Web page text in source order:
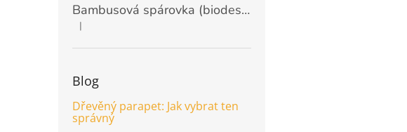
Bambusová spárovka (biodeska) 20mm, rozměr 2440 x 1220mm
Hodnocení produktu je 5 z 5 hvězdiček.
|
Blog
Dřevěný parapet: Jak vybrat ten
správný